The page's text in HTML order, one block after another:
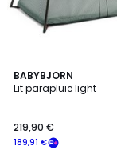
BABYBJORN
Lit parapluie light
189,91 €
219,90 €
4,9
/ 5
2
Couleurs